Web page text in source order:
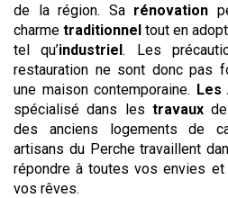
de la région. Sa rénovation
charme traditionnel tout en
tel qu’industriel. Les
restauration ne sont donc pas
une maison contemporaine. Les
spécialisé dans les travaux
des anciens logements de
artisans du Perche travaillent
répondre à toutes vos envies
vos rêves.